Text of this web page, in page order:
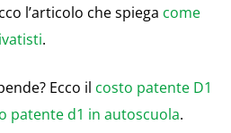
l’articolo che spiega come
.
Ecco il costo patente D1
patente d1 in autoscuola.